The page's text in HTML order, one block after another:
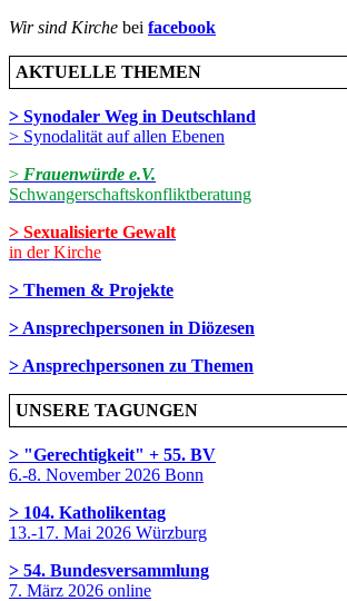
Wir sind Kirche bei facebook
AKTUELLE THEMEN
> Synodaler Weg in Deutschland
> Synodalität auf allen Ebenen
> Frauenwürde e.V.
Schwangerschaftskonfliktberatung
> Sexualisierte Gewalt
in der Kirche
> Themen & Projekte
> Ansprechpersonen in Diözesen
> Ansprechpersonen zu Themen
UNSERE TAGUNGEN
> "Gerechtigkeit" + 55. BV
6.-8. November 2026 Bonn
> 104. Katholikentag
13.-17. Mai 2026 Würzburg
> 54. Bundesversammlung
7. März 2026 online